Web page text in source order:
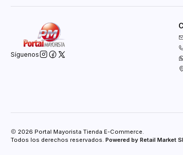
Síguenos
2026 Portal Mayorista Tienda E-Commerce.
Todos los derechos reservados. Powered by Retail Market